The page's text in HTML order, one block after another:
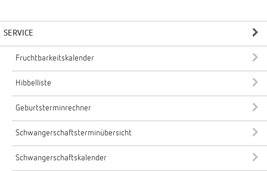
SERVICE
Fruchtbarkeitskalender
Hibbelliste
Geburtsterminrechner
Schwangerschaftsterminübersicht
Schwangerschaftskalender